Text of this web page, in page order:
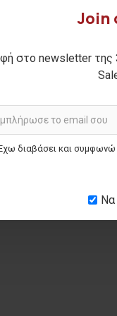
Join
στο newsletter της
διαβάσει και συμφωνώ
Να
35,00€